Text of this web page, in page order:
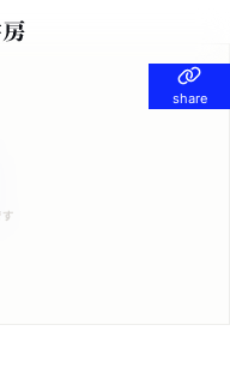
share
share